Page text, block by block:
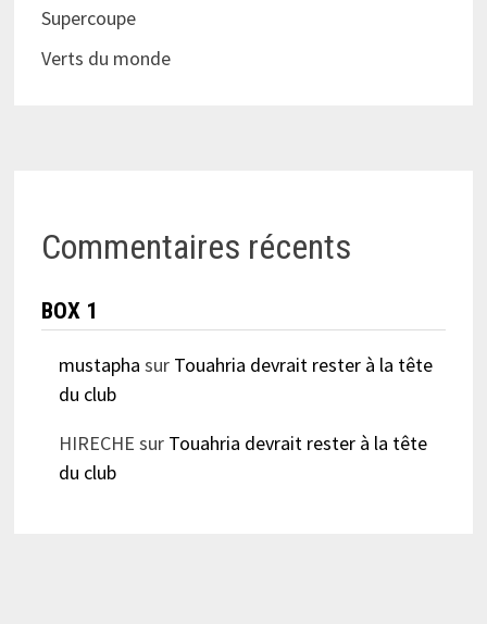
Supercoupe
Verts du monde
Commentaires récents
BOX 1
mustapha sur Touahria devrait rester à la tête
du club
HIRECHE sur Touahria devrait rester à la tête
du club